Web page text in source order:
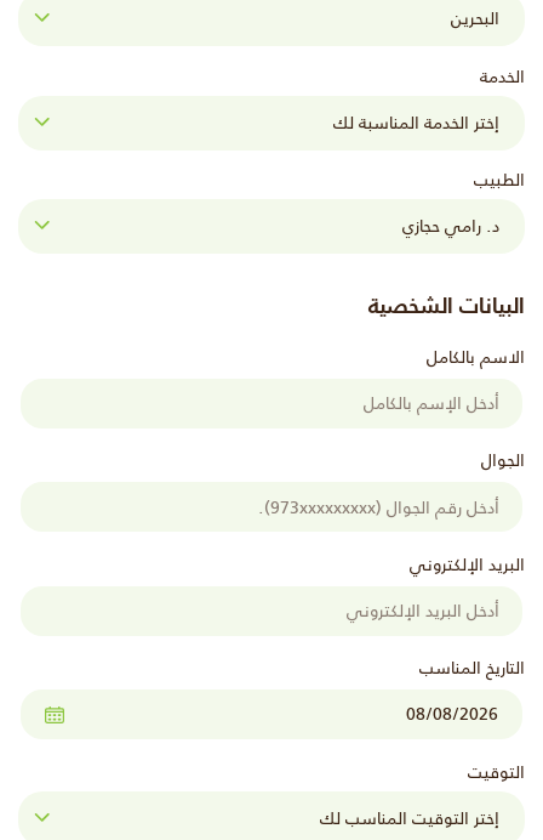
الخدمة
الطبيب
البيانات الشخصية
الاسم بالكامل
الجوال
البريد الإلكتروني
التاريخ المناسب
التوقيت